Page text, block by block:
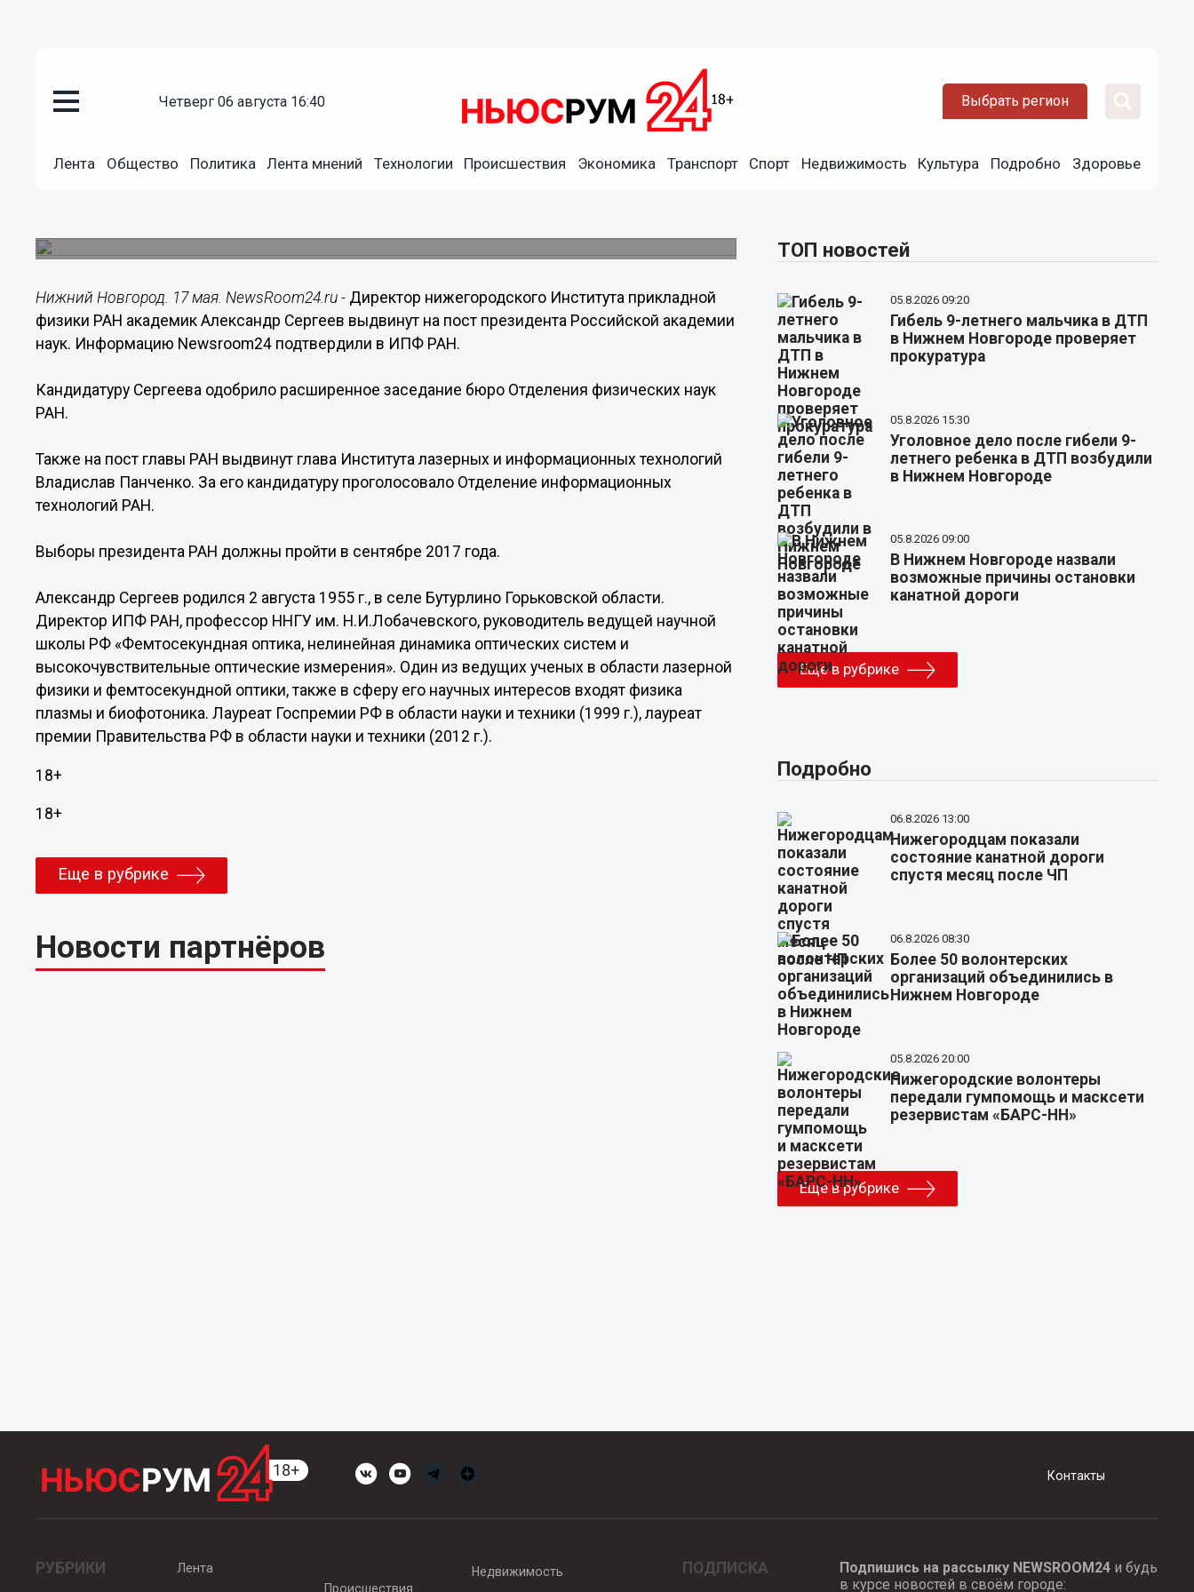
четверг 06 августа 16:40 Выбрать регион
Лента Общество Политика Лента мнений Технологии Происшествия Экономика Транспорт Спорт Недвижимость Культура Подробно Здоровье
Академик Александр Сергеев выдвинут на пост президента
Нижний Новгород. 17 мая. NewsRoom24.ru - Директор нижегородского Института прикладной
физики РАН академик Александр Сергеев выдвинут на пост президента Российской академии
наук. Информацию Newsroom24 подтвердили в ИПФ РАН.
Кандидатуру Сергеева одобрило расширенное заседание бюро Отделения физических наук
РАН.
Также на пост главы РАН выдвинут глава Института лазерных и информационных технологий
Владислав Панченко. За его кандидатуру проголосовало Отделение информационных
технологий РАН.
Выборы президента РАН должны пройти в сентябре 2017 года.
Александр Сергеев родился 2 августа 1955 г., в селе Бутурлино Горьковской области.
Директор ИПФ РАН, профессор ННГУ им. Н.И.Лобачевского, руководитель ведущей научной
школы РФ «Фемтосекундная оптика, нелинейная динамика оптических систем и
высокочувствительные оптические измерения». Один из ведущих ученых в области лазерной
физики и фемтосекундной оптики, также в сферу его научных интересов входят физика
плазмы и биофотоника. Лауреат Госпремии РФ в области науки и техники (1999 г.), лауреат
премии Правительства РФ в области науки и техники (2012 г.).
18+
18+
Еще в рубрике
Новости партнёров
ТОП новостей
05.8.2026 09:20
Гибель 9-летнего мальчика в ДТП
в Нижнем Новгороде проверяет
прокуратура
05.8.2026 15:30
Уголовное дело после гибели 9-
летнего ребенка в ДТП возбудили
в Нижнем Новгороде
05.8.2026 09:00
В Нижнем Новгороде назвали
возможные причины остановки
канатной дороги
Еще в рубрике
Подробно
06.8.2026 13:00
Нижегородцам показали
состояние канатной дороги
спустя месяц после ЧП
06.8.2026 08:30
Более 50 волонтерских
организаций объединились в
Нижнем Новгороде
05.8.2026 20:00
Нижегородские волонтеры
передали гумпомощь и масксети
резервистам «БАРС-НН»
Еще в рубрике
Контакты
РУБРИКИ
Лента
Происшествия
Недвижимость ПОДПИСКА Подпишись на рассылку NEWSROOM24и будь
в курсе новостей в своём городе: